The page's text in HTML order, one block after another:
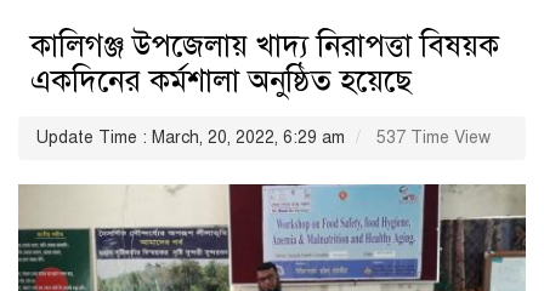
কালিগঞ্জ উপজেলায় খাদ্য নিরাপত্তা বিষয়ক
একদিনের কর্মশালা অনুষ্ঠিত হয়েছে
Update Time : March, 20, 2022, 6:29 am 537 Time View